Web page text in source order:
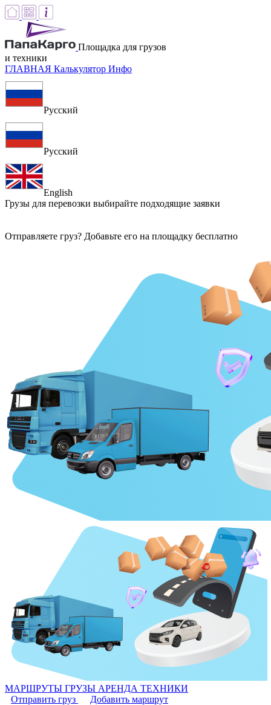
Площадка для грузов
и техники
ГЛАВНАЯ Калькулятор Инфо
Русский
Русский
English
Грузы для перевозки выбирайте подходящие заявки
Отправляете груз? Добавьте его на площадку бесплатно
МАРШРУТЫ ГРУЗЫ АРЕНДА ТЕХНИКИ
Отправить груз
Добавить маршрут